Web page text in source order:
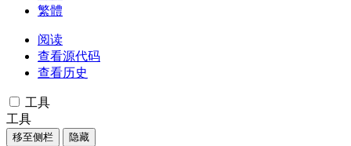
繁體
阅读
查看源代码
查看历史
工具
工具
移至侧栏 隐藏